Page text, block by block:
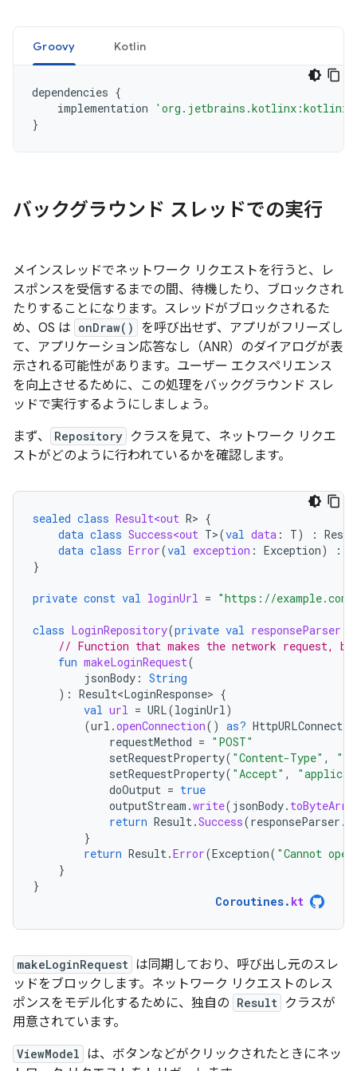
Groovy Kotlin
dependencies {
implementation
'org.jetbrains.kotlinx:kotlinx-
}
バックグラウンド スレッドでの実行
メインスレッドでネットワーク リクエストを行うと、レ
スポンスを受信するまでの間、待機したり、ブロック され
たりすることになります。スレッドがブロックされるた
め、OS は onDraw()
を呼び出せず、アプリがフリーズし
て、アプリケーション応答なし（ANR）のダイアログが表
示される可能性があります。ユーザー エクスペリエンス
を向上させるために、この処理をバックグラウンド スレ
ッドで実行するようにしましょう。
まず、
Repository クラスを見て、ネットワーク リクエ
ストがどのように行われているかを確認します。
sealed class Result<out R> {
data class Success<out T>(val data : T) :
data class Error(val exception : Exception) :
}
private const val loginUrl = "https://
class LoginRepository(private val responseParser
// Function that makes the network request,
fun makeLoginRequest(
jsonBody : String
): Result<LoginResponse> {
val url = URL(loginUrl)
(url .openConnection() as?
requestMethod = "POST"
setRequestProperty( "Content-Type" ,
setRequestProperty( "Accept" ,
doOutput = true
outputStream .write( jsonBody.
return Result.Success(responseParser .
}
return Result.Error(Exception( "Cannot
}
}
Coroutines. kt
makeLoginRequest は同期しており、呼び出し元のスレ
ッドをブロックします。ネットワーク リクエストのレス
ポンスをモデル化するために、独自の Result クラスが
用意されています。
ViewModel は、ボタンなどがクリックされたときにネッ